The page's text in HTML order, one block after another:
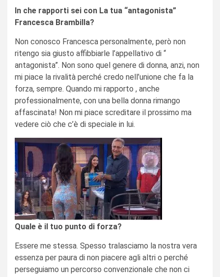
In che rapporti sei con La tua “antagonista”
Francesca Brambilla?
Non conosco Francesca personalmente, però non
ritengo sia giusto affibbiarle l’appellativo di “
antagonista”. Non sono quel genere di donna, anzi, non
mi piace la rivalità perché credo nell’unione che fa la
forza, sempre. Quando mi rapporto , anche
professionalmente, con una bella donna rimango
affascinata! Non mi piace screditare il prossimo ma
vedere ciò che c’è di speciale in lui.
Quale è il tuo punto di forza?
Essere me stessa. Spesso tralasciamo la nostra vera
essenza per paura di non piacere agli altri o perché
perseguiamo un percorso convenzionale che non ci